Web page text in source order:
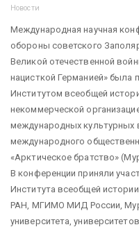
Новости
Международная научная
обороны советского
Великой отечественной
нацисткой Германией» была
Институтом всеобщей
некоммерческой
международных культурных
международного
«Арктическое братство»
В конференции приняли
Института всеобщей
РАН, МГИМО МИД России,
университета,